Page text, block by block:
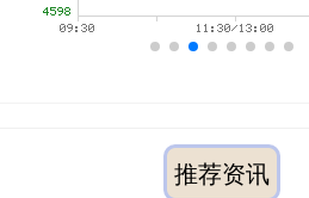
推荐资讯